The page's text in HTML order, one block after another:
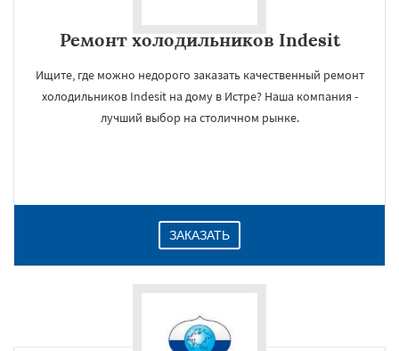
Ремонт холодильников Indesit
Ищите, где можно недорого заказать качественный ремонт
холодильников Indesit на дому в Истре? Наша компания -
лучший выбор на столичном рынке.
ЗАКАЗАТЬ